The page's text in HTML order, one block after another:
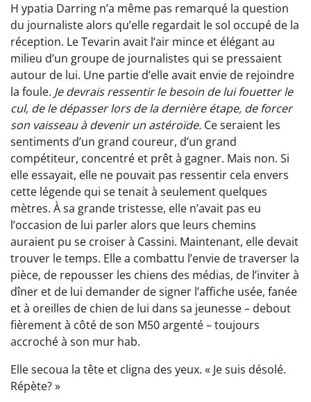
H ypatia Darring n’a même pas remarqué la question
du journaliste alors qu’elle regardait le sol occupé de la
réception. Le Tevarin avait l’air mince et élégant au
milieu d’un groupe de journalistes qui se pressaient
autour de lui. Une partie d’elle avait envie de rejoindre
la foule. Je devrais ressentir le besoin de lui fouetter le
cul, de le dépasser lors de la dernière étape, de forcer
son vaisseau à devenir un astéroïde. Ce seraient les
sentiments d’un grand coureur, d’un grand
compétiteur, concentré et prêt à gagner. Mais non. Si
elle essayait, elle ne pouvait pas ressentir cela envers
cette légende qui se tenait à seulement quelques
mètres. À sa grande tristesse, elle n’avait pas eu
l’occasion de lui parler alors que leurs chemins
auraient pu se croiser à Cassini. Maintenant, elle devait
trouver le temps. Elle a combattu l’envie de traverser la
pièce, de repousser les chiens des médias, de l’inviter à
dîner et de lui demander de signer l’affiche usée, fanée
et à oreilles de chien de lui dans sa jeunesse – debout
fièrement à côté de son M50 argenté – toujours
accroché à son mur hab.
Elle secoua la tête et cligna des yeux. « Je suis désolé.
Répète? »